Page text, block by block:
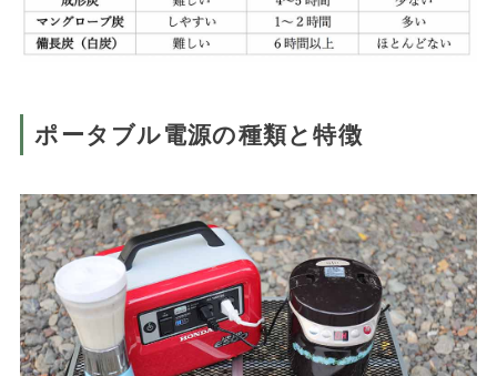
ポータブル電源の種類と特徴